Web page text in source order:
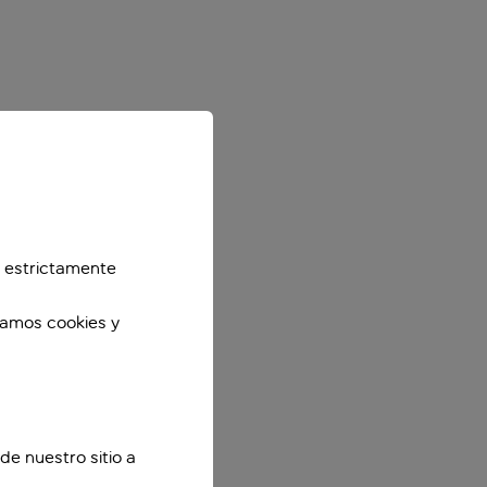
estrictamente
cookies y
nuestro sitio a